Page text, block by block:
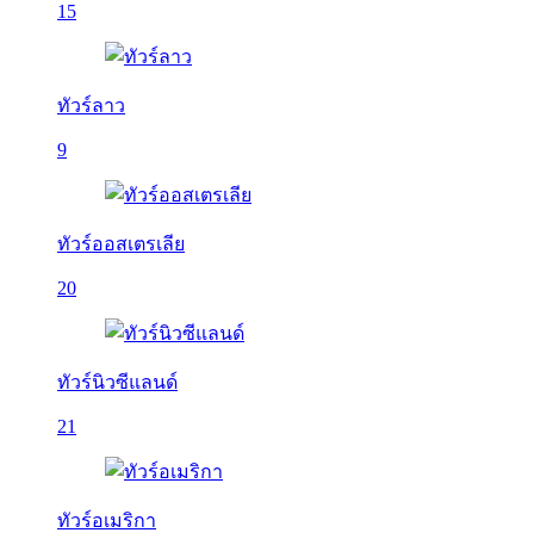
15
ทัวร์ลาว
9
ทัวร์ออสเตรเลีย
20
ทัวร์นิวซีแลนด์
21
ทัวร์อเมริกา